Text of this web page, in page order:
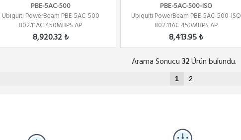
PBE-5AC-500
Ubiquiti PowerBeam PBE-5AC-500
802.11AC 450MBPS AP
8,920.32 ₺
PBE-5AC-500-ISO
Ubiquiti PowerBeam PBE-5AC-500-ISO
802.11AC 450MBPS AP
8,413.95 ₺
Arama Sonucu 32Ürün bulundu.
1 2